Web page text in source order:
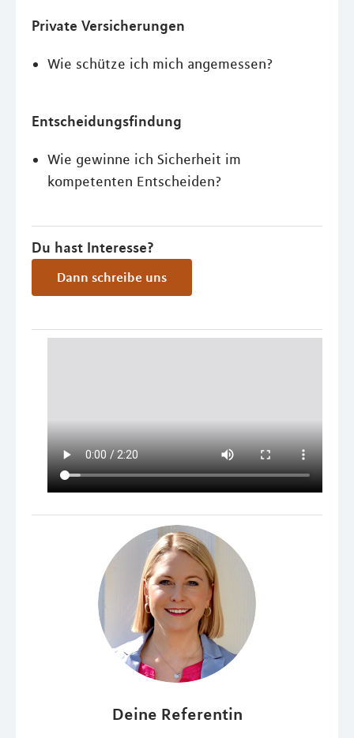
Private Versicherungen
Wie schütze ich mich angemessen?
Entscheidungsfindung
Wie gewinne ich Sicherheit im
kompetenten Entscheiden?
Du hast Interesse?
Dann schreibe uns
Deine Referentin